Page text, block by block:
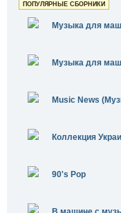
ПОПУЛЯРНЫЕ СБОРНИКИ
Музыка для
Музыка для
Music News
Коллекция
90's Pop